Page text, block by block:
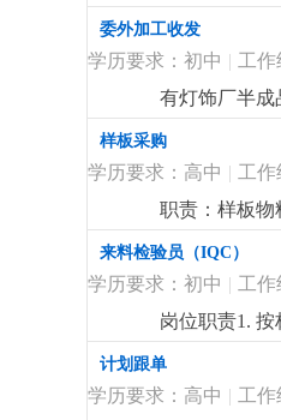
现场5s，预防
学历，有车间
工作安排。更
委外加工收发
学历要求：初中 | 工作
有灯饰厂半成
委外，按单收
样板采购
学历要求：高中 | 工作
职责：样板物
程部打样配件
来料检验员（IQC）
学历要求：初中 | 工作
岗位职责1.
用。4. 反馈
等量具，能看
计划跟单
学历要求：高中 | 工作